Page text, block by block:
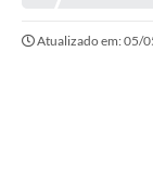
Transparência
Atualizado em: 05/